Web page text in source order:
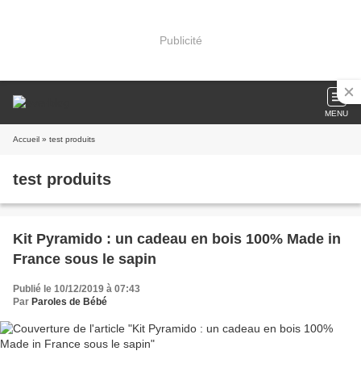
Publicité
MENU
Accueil » test produits
test produits
Kit Pyramido : un cadeau en bois 100% Made in
France sous le sapin
Publié le 10/12/2019 à 07:43
Par Paroles de Bébé